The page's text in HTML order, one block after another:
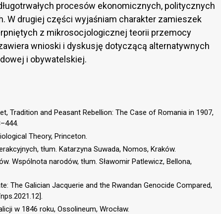
procesów ekonomicznych, politycznych
W drugiej części wyjaśniam charakter zamieszek
z mikrosocjologicznej teorii przemocy
wnioski i dyskusję dotyczącą alternatywnych
i obywatelskiej.
Tradition and Peasant Rebellion: The Case of Romania in 1907,
Theory, Princeton.
tłum. Katarzyna Suwada, Nomos, Kraków.
Wspólnota narodów, tłum. Sławomir Patlewicz, Bellona,
The Galician Jacquerie and the Rwandan Genocide Compared,
w 1846 roku, Ossolineum, Wrocław.